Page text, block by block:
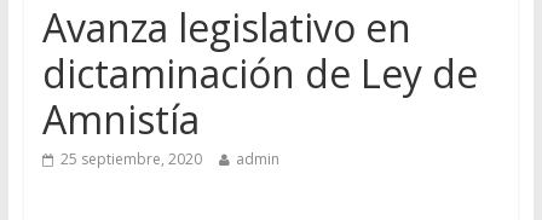
Avanza legislativo en
dictaminación de Ley de
Amnistía
25 septiembre, 2020 admin